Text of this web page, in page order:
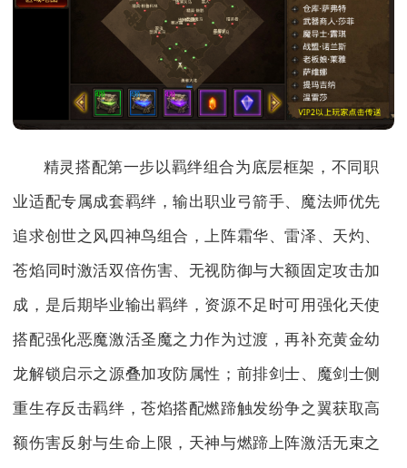
精灵搭配第一步以羁绊组合为底层框架，不同职
业适配专属成套羁绊，输出职业弓箭手、魔法师优先
追求创世之风四神鸟组合，上阵霜华、雷泽、天灼、
苍焰同时激活双倍伤害、无视防御与大额固定攻击加
成，是后期毕业输出羁绊，资源不足时可用强化天使
搭配强化恶魔激活圣魔之力作为过渡，再补充黄金幼
龙解锁启示之源叠加攻防属性；前排剑士、魔剑士侧
重生存反击羁绊，苍焰搭配燃蹄触发纷争之翼获取高
额伤害反射与生命上限，天神与燃蹄上阵激活无束之